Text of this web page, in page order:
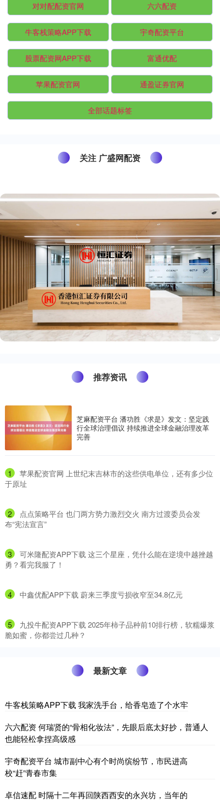
对对配配资官网 六六配资
牛客栈策略APP下载 宇奇配资平台
股票配资网APP下载 富通优配
苹果配资官网 通盈证券官网
全部话题标签
关注 广盛网配资
推荐资讯
芝麻配资平台 潘功胜《求是》发文：坚定践
行全球治理倡议 持续推进全球金融治理改革
完善
1
​苹果配资官网 上世纪末吉林市的这些供电单位，还有多少位
于原址
2
​点点策略平台 也门两方势力激烈交火 南方过渡委员会发
布“宪法宣言”
3
​可米隆配资APP下载 这三个星座，凭什么能在逆境中越挫越
勇？看完我服了！
4 ​中鑫优配APP下载 蔚来三季度亏损收窄至34.8亿元
5
​九投牛配资APP下载 2025年柿子品种前10排行榜，软糯爆浆
脆如蜜，你都尝过几种？
最新文章
牛客栈策略APP下载 我家洗手台，给香皂造了个水牢
六六配资 何瑞贤的“骨相化妆法”，先眼后底太好抄，普通人
也能轻松拿捏高级感
宇奇配资平台 城市副中心有个时尚缤纷节，市民进高
校“赶”青春市集
卓信速配 时隔十二年再回陕西西安的永兴坊，当年的